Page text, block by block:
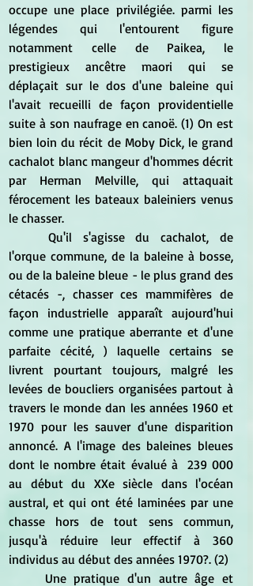
occupe une place privilégiée. parmi les
légendes qui l'entourent figure
notamment celle de Paikea, le
prestigieux ancêtre maori qui se
déplaçait sur le dos d'une baleine qui
l'avait recueilli de façon providentielle
suite à son naufrage en canoë. (1) On est
bien loin du récit de Moby Dick, le grand
cachalot blanc mangeur d'hommes décrit
par Herman Melville, qui attaquait
férocement les bateaux baleiniers venus
le chasser.
l'orque commune, de la baleine à bosse,
ou de la baleine bleue - le plus grand des
cétacés -, chasser ces mammifères de
façon industrielle apparaît aujourd'hui
comme une pratique aberrante et d'une
parfaite cécité, ) laquelle certains se
livrent pourtant toujours, malgré les
levées de boucliers organisées partout à
travers le monde dan les années 1960 et
1970 pour les sauver d'une disparition
annoncé. A l'image des baleines bleues
dont le nombre était évalué à  239 000
au début du XXe siècle dans l'océan
austral, et qui ont été laminées par une
chasse hors de tout sens commun,
jusqu'à réduire leur effectif à 360
individus au début des années 1970?. (2)